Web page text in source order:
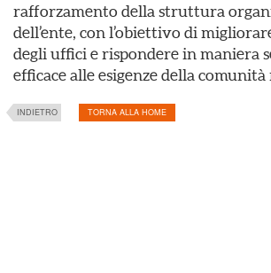
rafforzamento della struttura
dell’ente, con l’obiettivo di
degli uffici e rispondere in maniera
efficace alle esigenze della comunità
INDIETRO TORNA ALLA HOME